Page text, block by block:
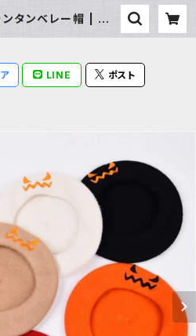
ンタンベレー帽 | Mil
LINE ポスト